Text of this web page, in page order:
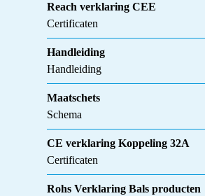
Reach verklaring CEE
Certificaten
Handleiding
Handleiding
Maatschets
Schema
CE verklaring Koppeling 32A
Certificaten
Rohs Verklaring Bals producten